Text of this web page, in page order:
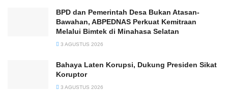
BPD dan Pemerintah Desa Bukan Atasan-
Bawahan, ABPEDNAS Perkuat Kemitraan
Melalui Bimtek di Minahasa Selatan
3 AGUSTUS 2026
Bahaya Laten Korupsi, Dukung Presiden Sikat
Koruptor
3 AGUSTUS 2026